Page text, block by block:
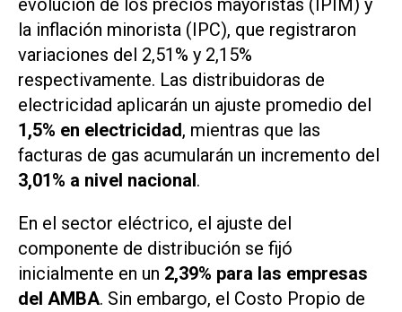
la inflación minorista (IPC), que registraron
variaciones del 2,51% y 2,15%
respectivamente. Las distribuidoras de
electricidad aplicarán un ajuste promedio del
1,5% en electricidad, mientras que las
facturas de gas acumularán un incremento del
3,01% a nivel nacional.
En el sector eléctrico, el ajuste del
componente de distribución se fijó
inicialmente en un 2,39% para las empresas
del AMBA. Sin embargo, el Costo Propio de